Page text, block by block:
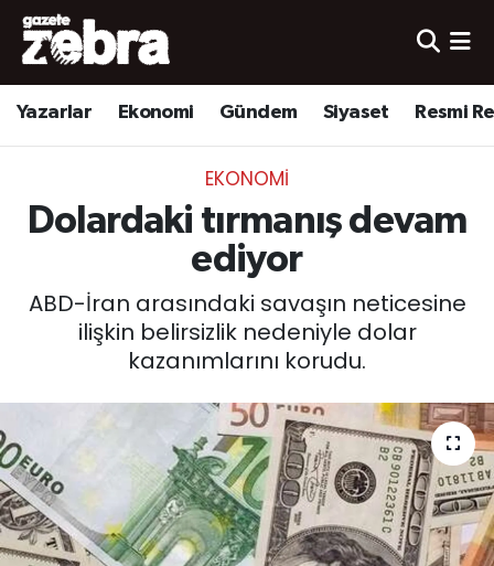
Yazarlar Ekonomi Gündem Siyaset Resmi
EKONOMI
Dolardaki tırmanış devam
ediyor
ABD-İran arasındaki savaşın neticesine
ilişkin belirsizlik nedeniyle dolar
kazanımlarını korudu.
Yazarlar
Ekonomi
Spor
Nöbetçi Eczaneler
Hava Durumu
Süper Lig Puan Durumu ve Fikstür
Tüm Manşetler
Son Dakika Haberleri